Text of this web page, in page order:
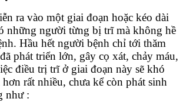
ra vào một giai đoạn hoặc kéo dài
những người từng bị trĩ mà không hề
Hầu hết người bệnh chỉ tới thăm
phát triển lớn, gây cọ xát, chảy máu,
điều trị trĩ ở giai đoạn này sẽ khó
rất nhiều, chưa kể còn phát sinh
như :